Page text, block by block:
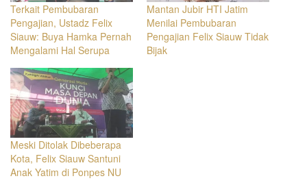
Terkait Pembubaran
Pengajian, Ustadz Felix
Siauw: Buya Hamka Pernah
Mengalami Hal Serupa
Mantan Jubir HTI Jatim
Menilai Pembubaran
Pengajian Felix Siauw Tidak
Bijak
Meski Ditolak Dibeberapa
Kota, Felix Siauw Santuni
Anak Yatim di Ponpes NU